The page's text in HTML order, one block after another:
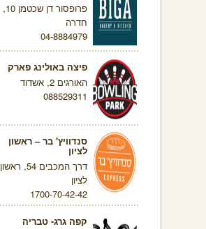
פרופסור דן שכטמן 10,
חדרה
04-8884979
פיצה באולינג פארק
האורגים 2, אשדוד
088529311
סנדוויץ' בר – ראשון
לציון
דרך המכבים 54, ראשון
לציון
1700-70-42-42
קפה גרג- טבריה